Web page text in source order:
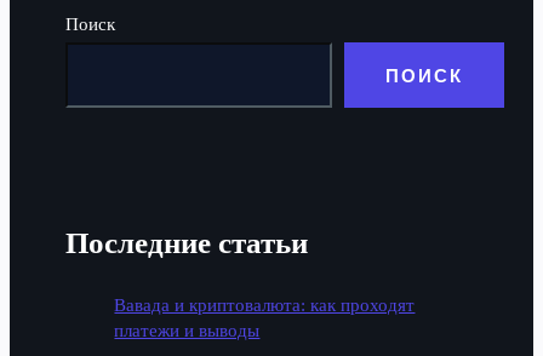
Поиск
ПОИСК
Последние статьи
Вавада и криптовалюта: как проходят
платежи и выводы